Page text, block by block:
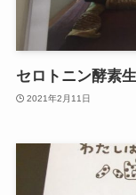
セロトニン酵素
2021年2月11日